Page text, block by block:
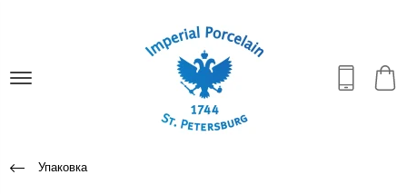
Упаковка